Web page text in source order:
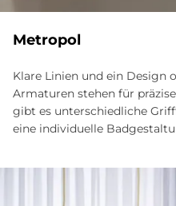
Me­tro­pol
Klare Linien und ein Design
Armaturen stehen für
gibt es unterschiedliche
eine individuelle